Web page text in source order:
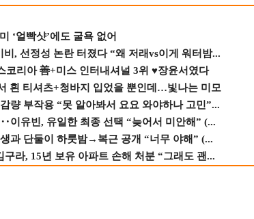
‘얼빡샷’에도 굴욕 없어
, 선정성 논란 터졌다 “왜 저래vs이게 워터밤...
코리아 善+미스 인터내셔널 3위 ♥장윤서였다
흰 티셔츠+청바지 입었을 뿐인데…빛나는 미모
량 부작용 “못 알아봐서 요요 와야하나 고민”...
이유빈, 유일한 최종 선택 “늦어서 미안해” (...
과 단둘이 하룻밤→복근 공개 “너무 야해” (...
라, 15년 보유 아파트 손해 처분 “그래도 괜...